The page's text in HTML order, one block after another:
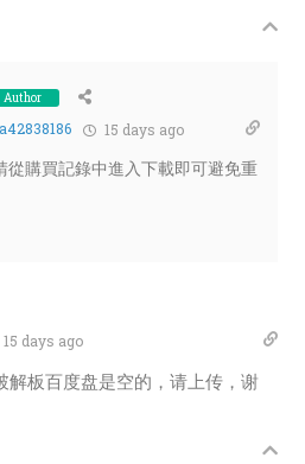
Author
a42838186 15 days ago
從購買記錄中進入下載即可避免重
15 days ago
板百度盘是空的，请上传，谢